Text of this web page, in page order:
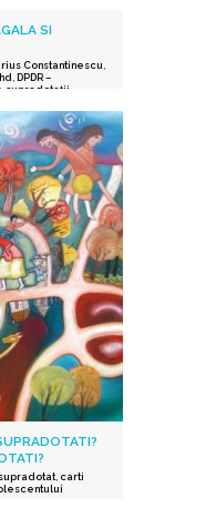
SI
Constantinescu
DPDR –
, supradotații.
Safe and
polivagala,
, carti